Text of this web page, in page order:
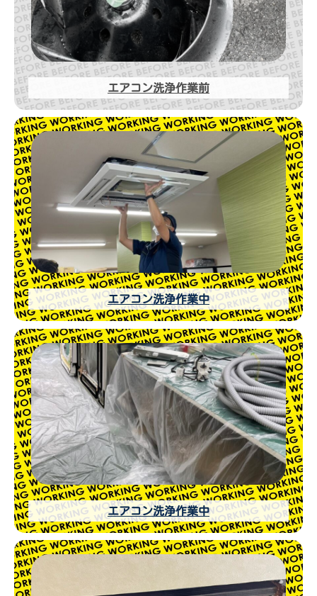
エアコン洗浄作業前
エアコン洗浄作業中
エアコン洗浄作業中